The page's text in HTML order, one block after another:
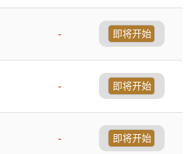
-
即将开始
-
即将开始
-
即将开始